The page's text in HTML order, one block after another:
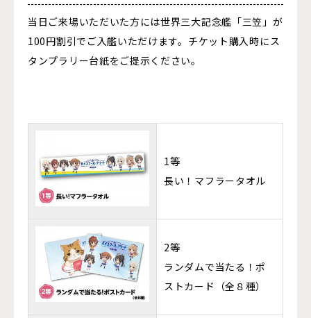
当日ご来場いただいた方には世界三大記念艦「三笠」が
100円割引でご入艦いただけます。チケット購入時にス
タンプラリー台紙をご提示ください。
1等
長い！マフラータオル
2等
ランダムで当たる！ポ
ストカード（全８種）